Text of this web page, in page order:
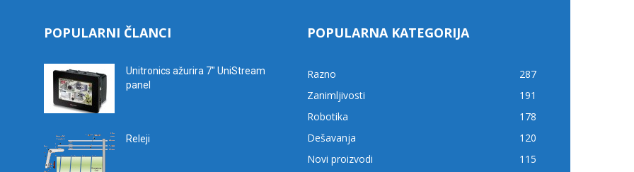
POPULARNI ČLANCI
Unitronics ažurira 7″ UniStream
panel
Releji
POPULARNA KATEGORIJA
Razno
287
Zanimljivosti
191
Robotika
178
Dešavanja
120
Novi proizvodi
115